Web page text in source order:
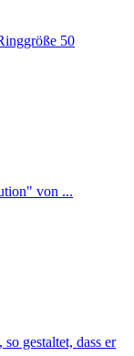
50
von ...
gestaltet, dass er